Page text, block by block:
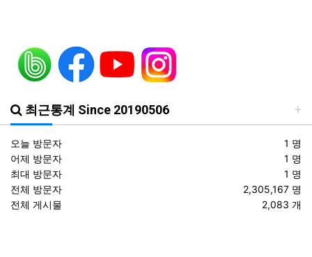
2025 하반기 국방부 중장 진급 인사
ROTC장학재단, ‘제8회 후배사랑 골프대회’ 열어.. 장학기금 3억 7,620만원 조성
최근통계 Since 20190506
오늘 방문자
1 명
어제 방문자
1 명
최대 방문자
1 명
전체 방문자
2,305,167 명
전체 게시물
2,083 개